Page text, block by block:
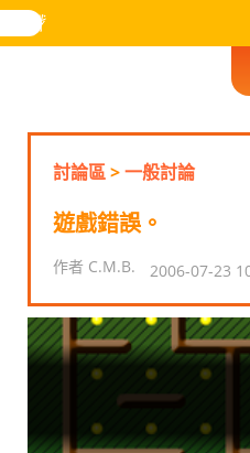
討論區>一般討論
遊戲錯誤。
作者 C.M.B. 2006-07-23